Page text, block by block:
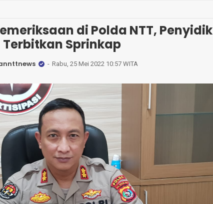
di Polda NTT, Penyidik
Terbitkan Sprinkap
Rabu, 25 Mei 2022 10:57 WITA